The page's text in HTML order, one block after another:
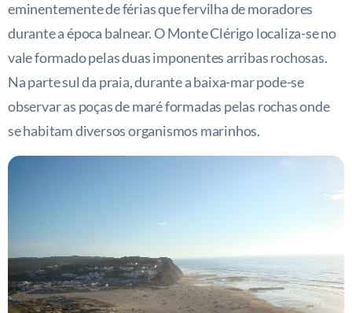
eminentemente de férias que fervilha de moradores
durante a época balnear. O Monte Clérigo localiza-se no
vale formado pelas duas imponentes arribas rochosas.
Na parte sul da praia, durante a baixa-mar pode-se
observar as poças de maré formadas pelas rochas onde
se habitam diversos organismos marinhos.